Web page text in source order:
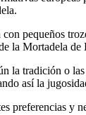
pequeños
la Mortadela de
la tradición o
así la
y